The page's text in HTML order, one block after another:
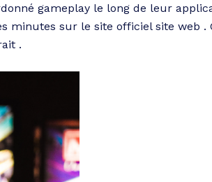
gameplay le long de leur
minutes sur le site officiel site web
.